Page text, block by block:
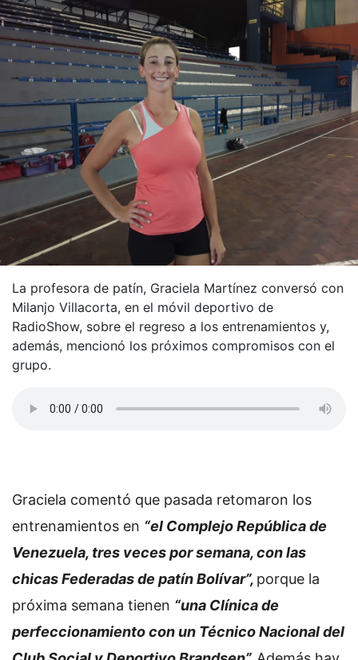
La profesora de patín, Graciela Martínez conversó con
Milanjo Villacorta, en el móvil deportivo de
RadioShow, sobre el regreso a los entrenamientos y,
además, mencionó los próximos compromisos con el
grupo.
Graciela comentó que pasada retomaron los
entrenamientos en “el Complejo República de
Venezuela, tres veces por semana, con las
chicas Federadas de patín Bolívar”, porque la
próxima semana tienen “una Clínica de
perfeccionamiento con un Técnico Nacional del